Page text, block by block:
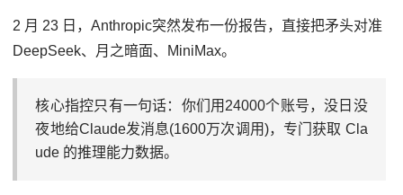
2 月 23 日，Anthropic突然发布一份报告，直接把矛头对准
DeepSeek、月之暗面、MiniMax。
核心指控只有一句话：你们用24000个账号，没日没
夜地给Claude发消息(1600万次调用)，专门获取 Cla
ude 的推理能力数据。